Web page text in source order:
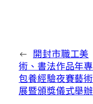
← 開封市職工美
術、書法作品年專
包養經驗夜賽藝術
展暨頒獎儀式舉辦